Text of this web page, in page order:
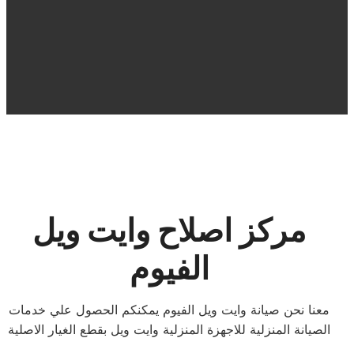
مركز اصلاح وايت ويل
الفيوم
معنا نحن صيانة وايت ويل الفيوم يمكنكم الحصول علي خدمات
الصيانة المنزلية للاجهزة المنزلية وايت ويل بقطع الغيار الاصلية